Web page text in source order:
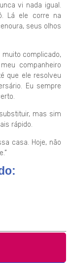
vi nada igual.
Lá ele corre na
seus olhos
complicado,
companheiro
que ele resolveu
Eu sempre
mas sim
rápido.
casa. Hoje, não